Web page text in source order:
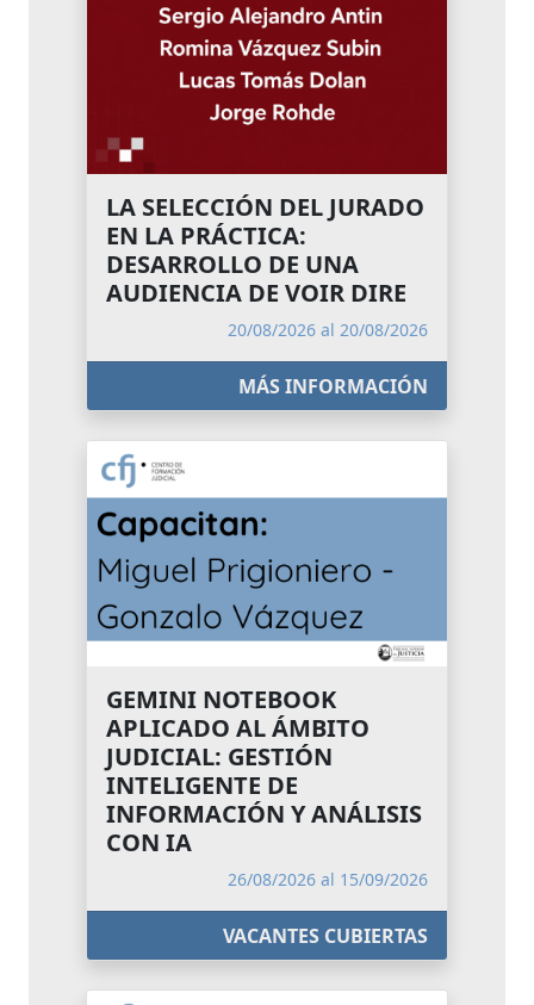
LA SELECCIÓN DEL JURADO
EN LA PRÁCTICA:
DESARROLLO DE UNA
AUDIENCIA DE VOIR DIRE
20/08/2026 al 20/08/2026
MÁS INFORMACIÓN
GEMINI NOTEBOOK
APLICADO AL ÁMBITO
JUDICIAL: GESTIÓN
INTELIGENTE DE
INFORMACIÓN Y ANÁLISIS
CON IA
26/08/2026 al 15/09/2026
VACANTES CUBIERTAS